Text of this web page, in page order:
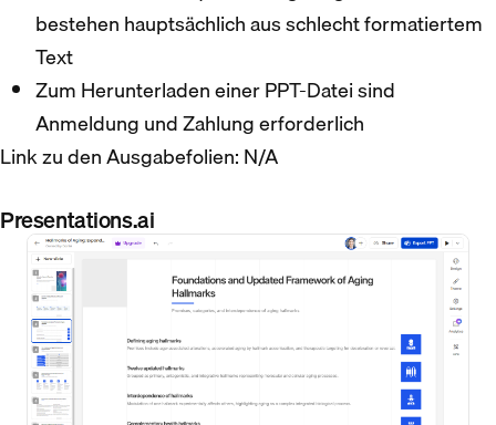
bestehen hauptsächlich aus schlecht formatiertem
Text
Zum Herunterladen einer PPT-Datei sind
Anmeldung und Zahlung erforderlich
Link zu den Ausgabefolien: N/A
Presentations.ai